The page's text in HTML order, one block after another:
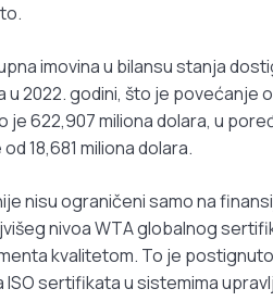
imovina u bilansu stanja
2022. godini, što je povećanje
622,907 miliona dolara, u
18,681 miliona dolara.
nisu ograničeni samo na
nivoa WTA globalnog
kvalitetom. To je
sertifikata u sistemima